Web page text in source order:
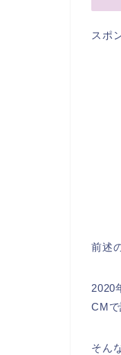
スポ
前述
2020
CMで
そん